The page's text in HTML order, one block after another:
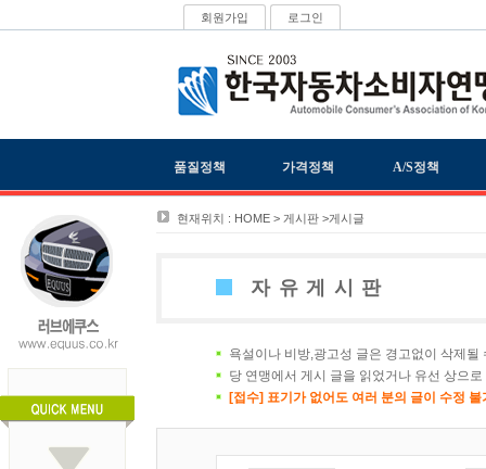
회원가입 로그인
품질정책 가격정책 A/S정책
현재위치 : HOME > 게시판 >게시글
자유게시판
욕설이나 비방,광고성 글은 경고없이 삭제될
당 연맹에서 게시 글을 읽었거나 유선 상으
[접수] 표기가 없어도 여러 분의 글이 수정